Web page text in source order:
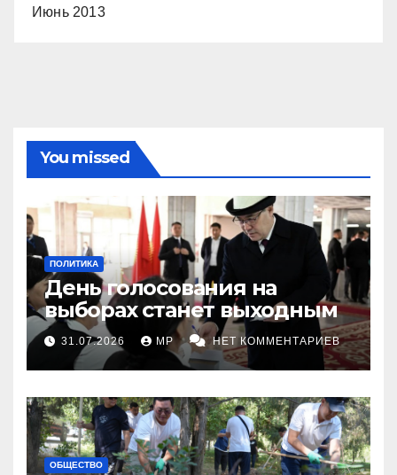
Июнь 2013
You missed
ПОЛИТИКА
День голосования на
выборах станет выходным
31.07.2026 MP НЕТ КОММЕНТАРИЕВ
ОБЩЕСТВО